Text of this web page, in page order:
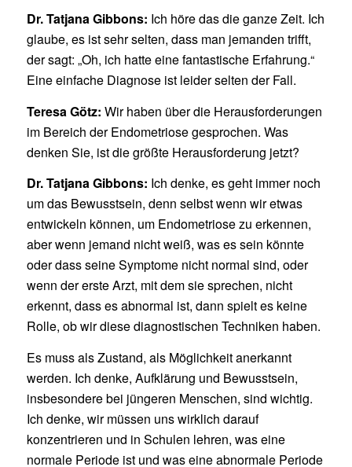
Dr. Tatjana Gibbons: Ich höre das die ganze Zeit. Ich
glaube, es ist sehr selten, dass man jemanden trifft,
der sagt: „Oh, ich hatte eine fantastische Erfahrung.“
Eine einfache Diagnose ist leider selten der Fall.
Teresa Götz: Wir haben über die Herausforderungen
im Bereich der Endometriose gesprochen. Was
denken Sie, ist die größte Herausforderung jetzt?
Dr. Tatjana Gibbons: Ich denke, es geht immer noch
um das Bewusstsein, denn selbst wenn wir etwas
entwickeln können, um Endometriose zu erkennen,
aber wenn jemand nicht weiß, was es sein könnte
oder dass seine Symptome nicht normal sind, oder
wenn der erste Arzt, mit dem sie sprechen, nicht
erkennt, dass es abnormal ist, dann spielt es keine
Rolle, ob wir diese diagnostischen Techniken haben.
Es muss als Zustand, als Möglichkeit anerkannt
werden. Ich denke, Aufklärung und Bewusstsein,
insbesondere bei jüngeren Menschen, sind wichtig.
Ich denke, wir müssen uns wirklich darauf
konzentrieren und in Schulen lehren, was eine
normale Periode ist und was eine abnormale Periode